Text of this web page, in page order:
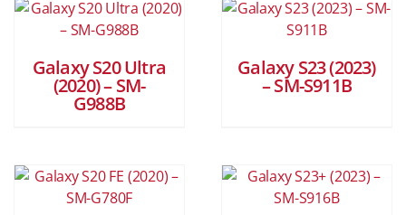
Galaxy S20 Ultra
(2020) – SM-
G988B
Galaxy S23 (2023)
– SM-S911B